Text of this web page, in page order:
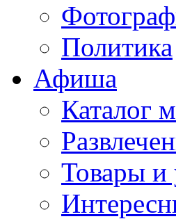
Политика
Афиша
Каталог
Товары и